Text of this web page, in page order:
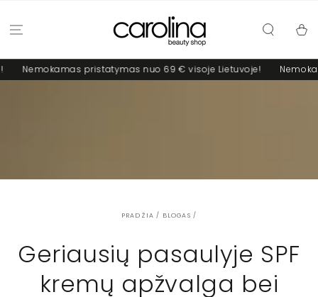
pristatymas nuo 69 € visoje Lietuvoje! Nemokamas
PRADŽIA / BLOGAS /
Geriausių pasaulyje SPF
kremų apžvalga bei